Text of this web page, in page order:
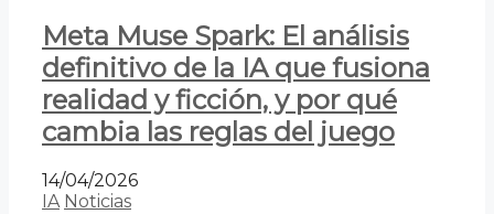
Meta Muse Spark: El análisis
definitivo de la IA que fusiona
realidad y ficción, y por qué
cambia las reglas del juego
14/04/2026
IA Noticias